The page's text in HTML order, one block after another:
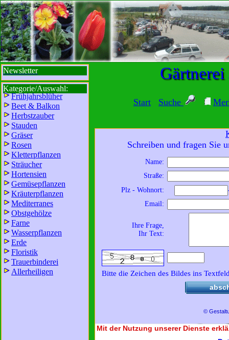
sbisbbib
Start Suche
Gärtnerei
Newsletter
Kategorie/Auswahl:
Frühjahrsblüher
Beet & Balkon
Herbstzauber
Stauden
Gräser
Rosen
Kletterpflanzen
Sträucher
Hortensien
Gemüsepflanzen
Kräuterpflanzen
Mediterranes
Obstgehölze
Farne
Wasserpflanzen
Erde
Floristik
Trauerbinderei
Allerheiligen
Wir sind für Sie da:
8 - 18 Uhr
8 - 13 Uhr
und freuen uns auf
Ihren Besuch.
Schreiben und fragen Sie
Name:
Straße:
Plz - Wohnort:
Email:
Ihre Frage,
Ihr Text:
Bitte die Zeichen des Bildes ins
©
Mit der Nutzung unserer Dienste